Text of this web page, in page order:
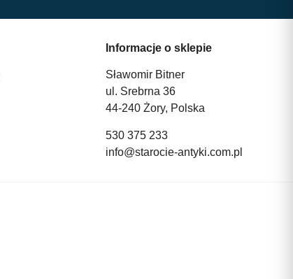
Informacje o sklepie
Sławomir Bitner
ul. Srebrna 36
44-240 Żory, Polska
530 375 233
info@starocie-antyki.com.pl